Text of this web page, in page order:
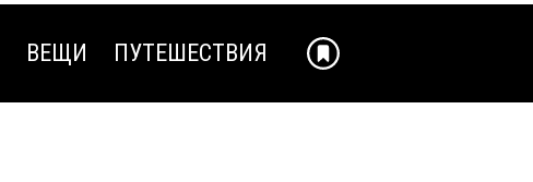
ВЕЩИ ПУТЕШЕСТВИЯ